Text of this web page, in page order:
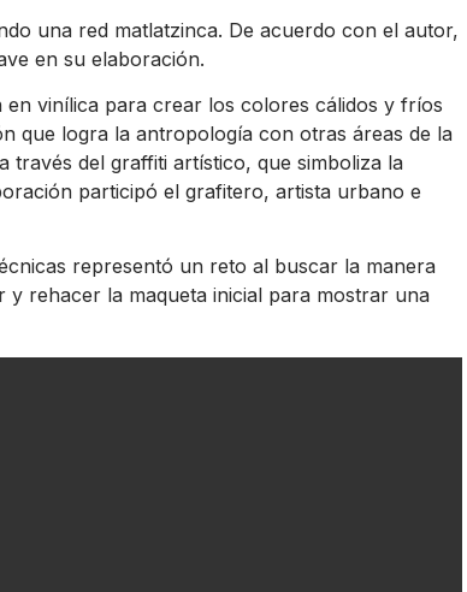
una red matlatzinca. De acuerdo con el autor,
en su elaboración.
vinílica para crear los colores cálidos y fríos
que logra la antropología con otras áreas de la
través del graffiti artístico, que simboliza la
participó el grafitero, artista urbano e
representó un reto al buscar la manera
rehacer la maqueta inicial para mostrar una